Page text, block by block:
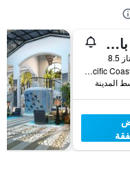
فندق وسبا باسيا
21080 Pacific Coast Highway, هونتينغتون بيتش, CA, الولايات المتحدة الأميريكية